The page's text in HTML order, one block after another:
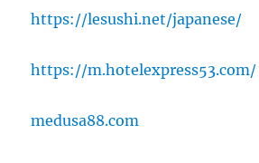
https://lesushi.net/japanese/
https://m.hotelexpress53.com/
medusa88.com